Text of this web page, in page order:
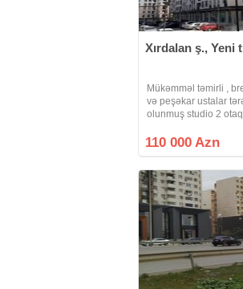
Xırdalan ş., Yeni
Mükəmməl təmirli ,
və peşəkar ustalar
olunmuş studio 2
110 000 Azn